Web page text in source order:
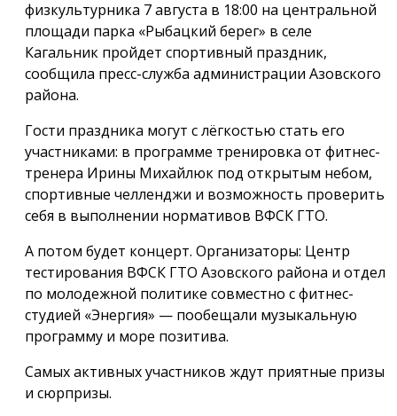
физкультурника 7 августа в 18:00 на центральной
площади парка «Рыбацкий берег» в селе
Кагальник пройдет спортивный праздник,
сообщила пресс-служба администрации Азовского
района.
Гости праздника могут с лёгкостью стать его
участниками: в программе тренировка от фитнес-
тренера Ирины Михайлюк под открытым небом,
спортивные челленджи и возможность проверить
себя в выполнении нормативов ВФСК ГТО.
А потом будет концерт. Организаторы: Центр
тестирования ВФСК ГТО Азовского района и отдел
по молодежной политике совместно с фитнес-
студией «Энергия» — пообещали музыкальную
программу и море позитива.
Самых активных участников ждут приятные призы
и сюрпризы.